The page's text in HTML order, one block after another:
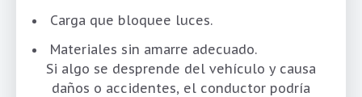
Carga que bloquee luces.
Materiales sin amarre adecuado.
Si algo se desprende del vehículo y causa
daños o accidentes, el conductor podría